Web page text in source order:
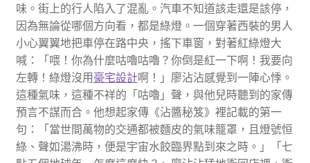
味。街上的行人陷入了混亂。汽車不知道該走還是該停，
因為無論從哪個方向看，都是綠燈。一個穿著西裝的男人
小心翼翼地把車停在路中央，搖下車窗，對著紅綠燈大
喊：「喂！你為什麼咕嚕咕嚕？你倒是紅一下啊！我要向
左轉！綠燈沒用豪宅設計啊！」廖沾沾感覺到一陣心悸。
這種氣味，這種不祥的「咕嚕」聲，與他兒時聽到的家傳
預言不謀而合。他想起家傳《沾醬秘笈》裡記載的第一
句：「當世間萬物的交通都被麵皮的氣味籠罩，且燈號恒
綠、聲如湯沸時，便是宇宙水餃臨界點到來之時。」「七